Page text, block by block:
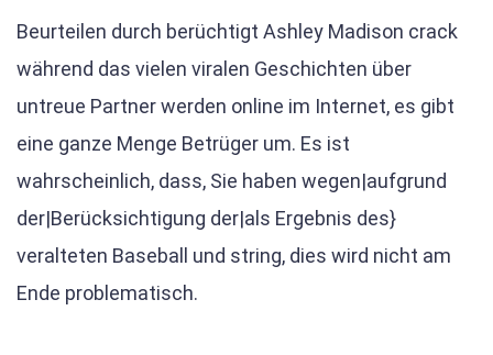
Beurteilen durch berüchtigt Ashley Madison crack
während das vielen viralen Geschichten über
untreue Partner werden online im Internet, es gibt
eine ganze Menge Betrüger um. Es ist
wahrscheinlich, dass, Sie haben wegen|aufgrund
der|Berücksichtigung der|als Ergebnis des}
veralteten Baseball und string, dies wird nicht am
Ende problematisch.